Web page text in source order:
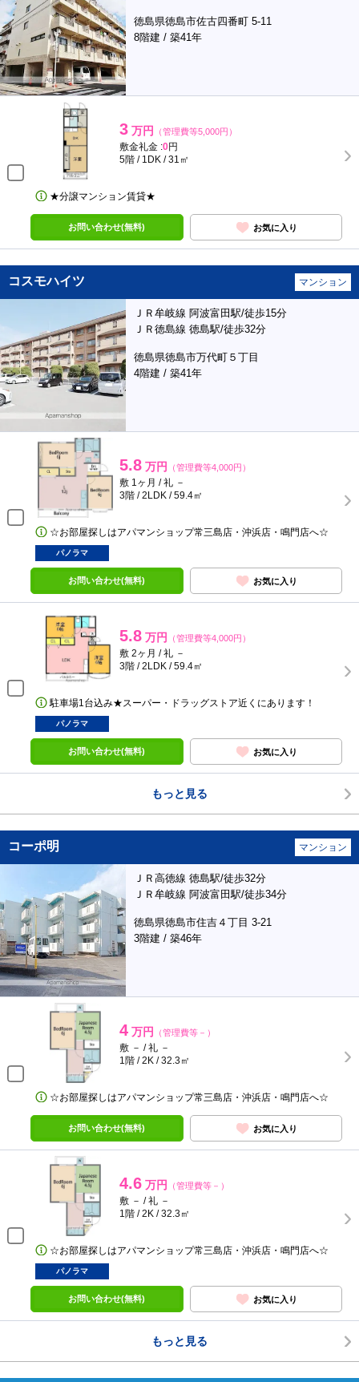
徳島県徳島市佐古四番町 5-11
8階建 / 築41年
3 万円 （管理費等5,000円）
敷金礼金 :0円
5階 / 1DK / 31㎡
★分譲マンション賃貸★
お問い合わせ(無料) お気に入り
コスモハイツ マンション
ＪＲ牟岐線 阿波富田駅/徒歩15分
ＪＲ徳島線 徳島駅/徒歩32分
徳島県徳島市万代町５丁目
4階建 / 築41年
5.8 万円 （管理費等4,000円）
敷 1ヶ月 / 礼 －
3階 / 2LDK / 59.4㎡
☆お部屋探しはアパマンショップ常三島店・沖浜店・鳴門店へ☆
パノラマ
お問い合わせ(無料) お気に入り
5.8 万円 （管理費等4,000円）
敷 2ヶ月 / 礼 －
3階 / 2LDK / 59.4㎡
駐車場1台込み★スーパー・ドラッグストア近くにあります！
パノラマ
お問い合わせ(無料) お気に入り
もっと見る
コーポ明 マンション
ＪＲ高徳線 徳島駅/徒歩32分
ＪＲ牟岐線 阿波富田駅/徒歩34分
徳島県徳島市住吉４丁目 3-21
3階建 / 築46年
4 万円 （管理費等－）
敷 － / 礼 －
1階 / 2K / 32.3㎡
☆お部屋探しはアパマンショップ常三島店・沖浜店・鳴門店へ☆
お問い合わせ(無料) お気に入り
4.6 万円 （管理費等－）
敷 － / 礼 －
1階 / 2K / 32.3㎡
☆お部屋探しはアパマンショップ常三島店・沖浜店・鳴門店へ☆
パノラマ
お問い合わせ(無料) お気に入り
もっと見る